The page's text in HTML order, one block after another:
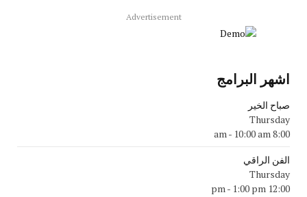
Advertisement
اشهر البرامج
صباح الخير
Thursday
8:00 am
- 10:00 am
الفن الراقي
Thursday
12:00 pm
- 1:00 pm